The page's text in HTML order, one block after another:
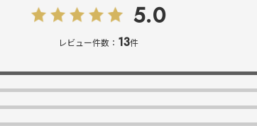
5.0
レビュー件数： 13件